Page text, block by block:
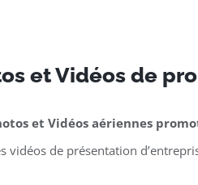
et Vidéos de
et Vidéos aériennes
vidéos de présentation